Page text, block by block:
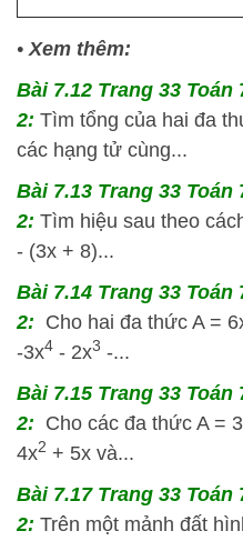
• Xem thêm:
Bài 7.12 Trang 33
2: Tìm tổng của hai đa
các hạng tử cùng...
Bài 7.13 Trang 33
2: Tìm hiệu sau theo
- (3x + 8)...
Bài 7.14 Trang 33
2: Cho hai đa thức A =
-3x4 - 2x3 -...
Bài 7.15 Trang 33
2: Cho các đa thức A =
4x2 + 5x và...
Bài 7.17 Trang 33
2: Trên một mảnh đất